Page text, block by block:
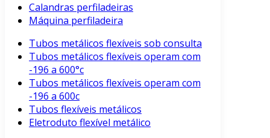
Calandras perfiladeiras
Máquina perfiladeira
Tubos metálicos flexíveis sob consulta
Tubos metálicos flexíveis operam com
-196 a 600°c
Tubos metálicos flexíveis operam com
-196 a 600c
Tubos flexíveis metálicos
Eletroduto flexível metálico